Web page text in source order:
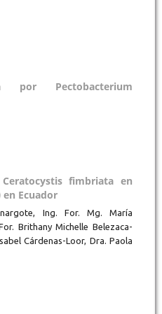
por Pectobacterium
fimbriata en
Ecuador
Ing. For. Mg. María
Brithany Michelle Belezaca-
Cárdenas-Loor, Dra. Paola